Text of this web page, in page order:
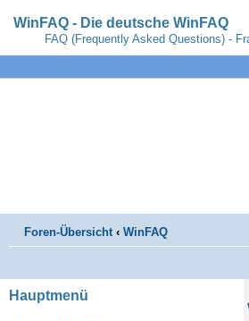
WinFAQ - Die deutsche WinFAQ
FAQ (Frequently Asked Questions) -
Foren-Übersicht ‹ WinFAQ
Hauptmenü